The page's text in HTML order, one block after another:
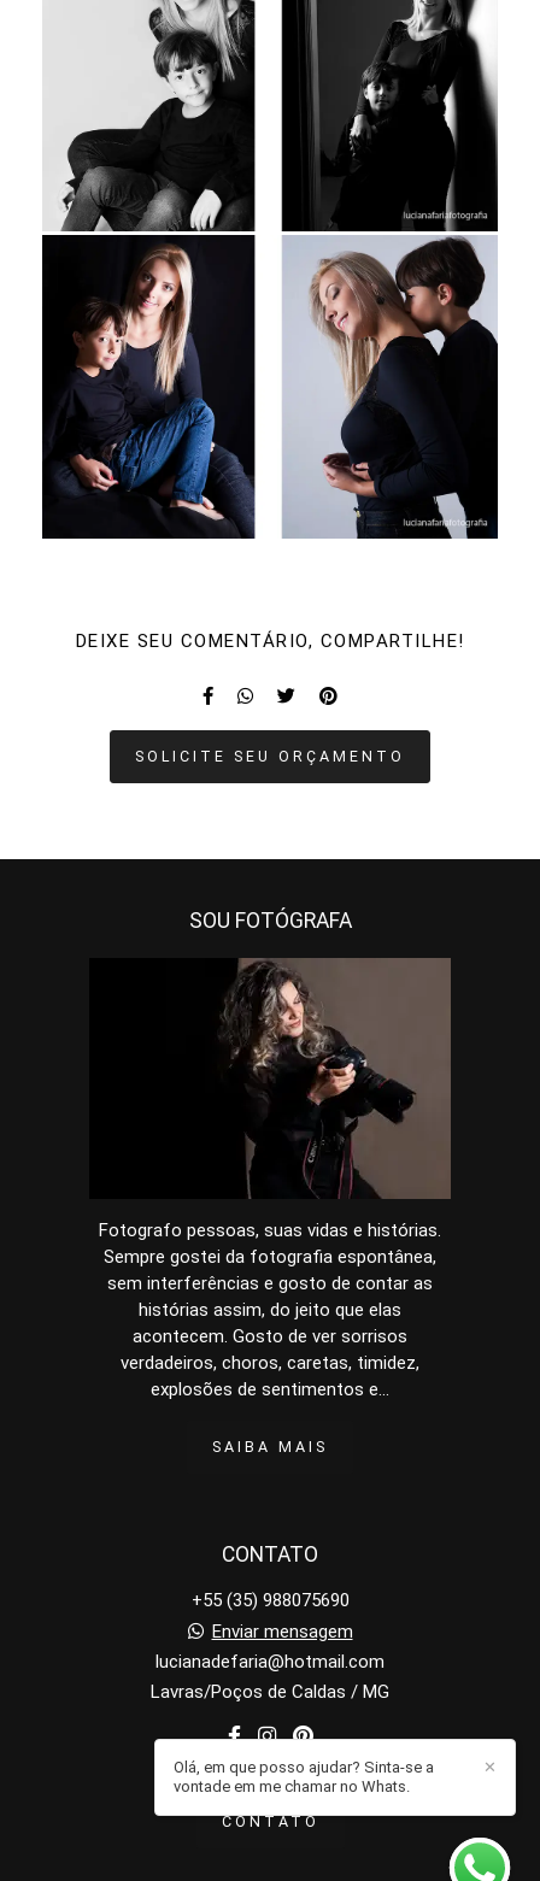
DEIXE SEU COMENTÁRIO, COMPARTILHE!
SOLICITE SEU ORÇAMENTO
SOU FOTÓGRAFA
Fotografo pessoas, suas vidas e histórias.
Sempre gostei da fotografia espontânea,
sem interferências e gosto de contar as
histórias assim, do jeito que elas
acontecem. Gosto de ver sorrisos
verdadeiros, choros, caretas, timidez,
explosões de sentimentos e...
SAIBA MAIS
CONTATO
+55 (35) 988075690
Enviar mensagem
lucianadefaria@hotmail.com
Lavras/Poços de Caldas / MG
CONTATO
✕
Olá, em que posso ajudar? Sinta-se a
vontade em me chamar no Whats.